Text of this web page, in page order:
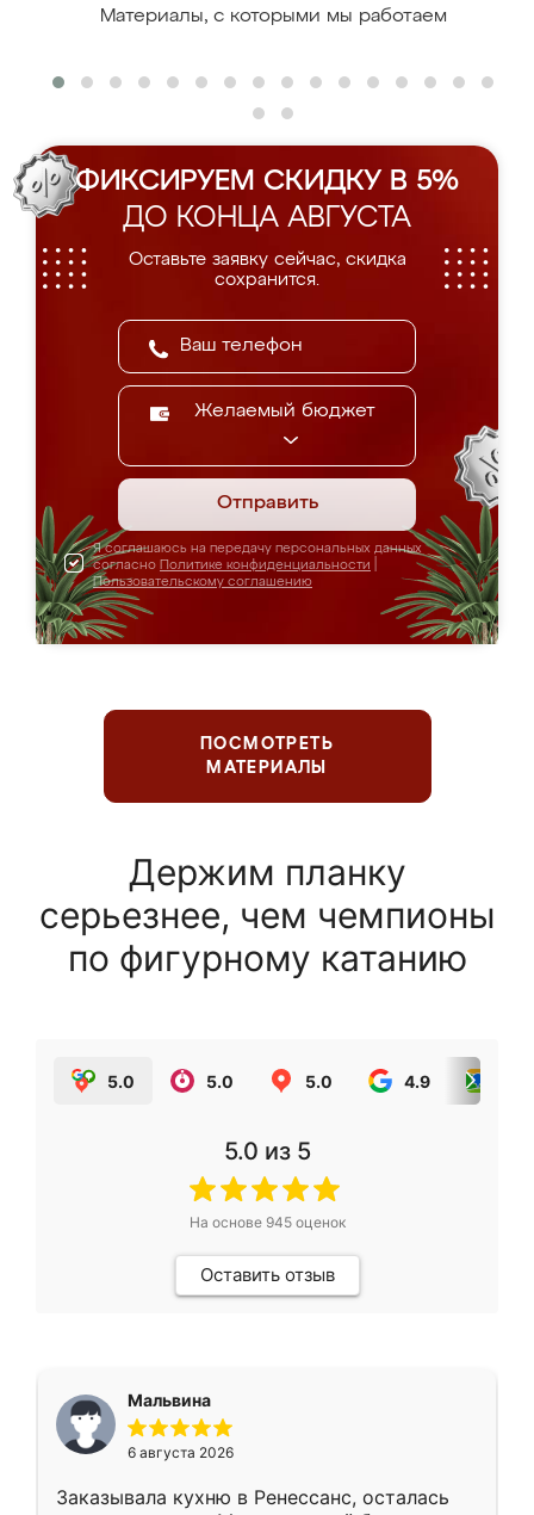
Материалы, с которыми мы работаем
ФИКСИРУЕМ СКИДКУ В 5%
ДО КОНЦА АВГУСТА
Оставьте заявку сейчас, скидка
сохранится.
Желаемый бюджет
Отправить
Я соглашаюсь на передачу персональных данных
согласно Политике конфиденциальности
Пользовательскому соглашению
ПОСМОТРЕТЬ
МАТЕРИАЛЫ
Держим планку
серьезнее, чем чемпионы
по фигурному катанию
5.0 5.0 5.0 4.9
5.0 из 5
На основе 945оценок
Оставить отзыв
Мальвина
6 августа 2026
Заказывала кухню в Ренессанс, осталась